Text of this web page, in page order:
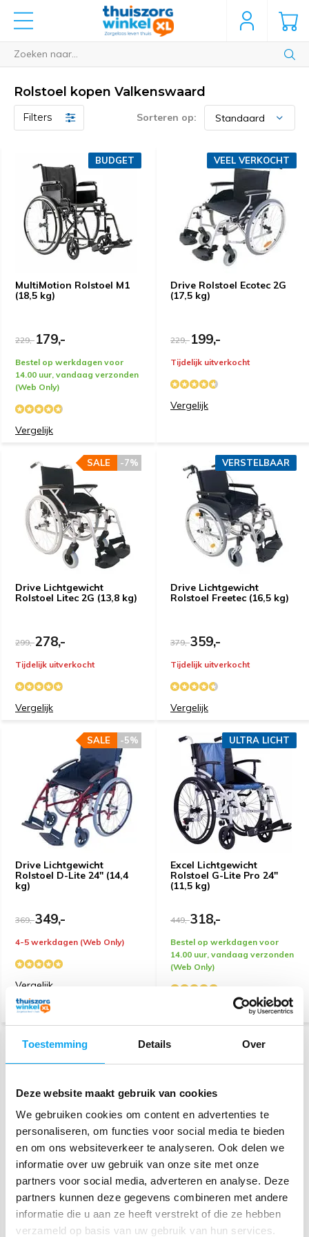
Toestemming Details Over
Deze website maakt gebruik van cookies
We gebruiken cookies om content en advertenties te
personaliseren, om functies voor social media te bieden
en om ons websiteverkeer te analyseren. Ook delen we
informatie over uw gebruik van onze site met onze
partners voor social media, adverteren en analyse. Deze
partners kunnen deze gegevens combineren met andere
informatie die u aan ze heeft verstrekt of die ze hebben
verzameld op basis van uw gebruik van hun services.
Rolstoel kopen Valkenswaard
Filters Sorteren op:
MultiMotion Rolstoel M1
(18,5 kg)
BUDGET
229,-179,-
Bestel op werkdagen voor
14.00 uur, vandaag verzonden
(Web Only)
Vergelijk
Drive Rolstoel Ecotec 2G
(17,5 kg)
VEEL VERKOCHT
229,-199,-
Tijdelijk uitverkocht
Vergelijk
Drive Lichtgewicht
Rolstoel Litec 2G (13,8 kg)
-7%
SALE
299,-278,-
Tijdelijk uitverkocht
Vergelijk
Drive Lichtgewicht
Rolstoel Freetec (16,5 kg)
VERSTELBAAR
379,-359,-
Tijdelijk uitverkocht
Vergelijk
Drive Lichtgewicht
Rolstoel D-Lite 24" (14,4
kg)
-5%
SALE
369,-349,-
4-5 werkdagen (Web Only)
Vergelijk
Excel Lichtgewicht
Rolstoel G-Lite Pro 24"
(11,5 kg)
ULTRA LICHT
449,-318,-
Bestel op werkdagen voor
14.00 uur, vandaag verzonden
(Web Only)
Drive Duwstoel Expedition
Plus (12 kg)
VEEL VERKOCHT
199,-